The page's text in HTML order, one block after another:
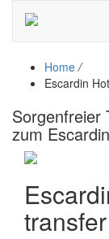
Home /
Escardin
Sorgenfreier
zum